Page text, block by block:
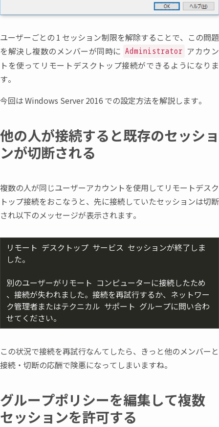
ユーザーごとの 1 セッション制限を解除することで、 この問題
を解決し複数のメンバーが同時に Administrator アカウン
トを使ってリモートデスクトップ接続ができるようになりま
す。
今回はWindows Server 2016 での設定方法を解説します。
他の人が接続すると既存のセッショ
ンが切断される
複数の人が同じユーザーアカウントを使用してリモートデスク
トップ接続をおこなうと、 先に接続していたセッションは切断
され以下のメッセージが表示されます。
リモート デスクトップ サービス セッションが終了しま
した。
別のユーザーがリモート コンピューターに接続したため
、接続が失われました。接続を再試行するか、ネットワー
ク管理者またはテクニカル サポート グループに問い合わ
この状況で接続を再試行なんてしたら、 きっと他のメンバーと
接続 ・ 切断の応酬で険悪になってしまいますね。
グループポリシーを編集して複数
セッションを許可する